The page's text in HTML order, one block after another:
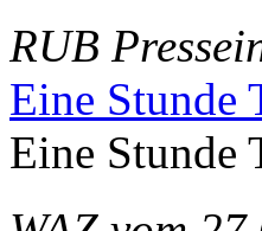
RUB
Eine Stunde
Eine Stunde